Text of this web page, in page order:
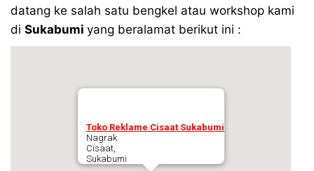
datang ke salah satu bengkel atau workshop kami
di Sukabumi yang beralamat berikut ini :
Toko Reklame Cisaat Sukabumi
Nagrak
Cisaat,
Sukabumi